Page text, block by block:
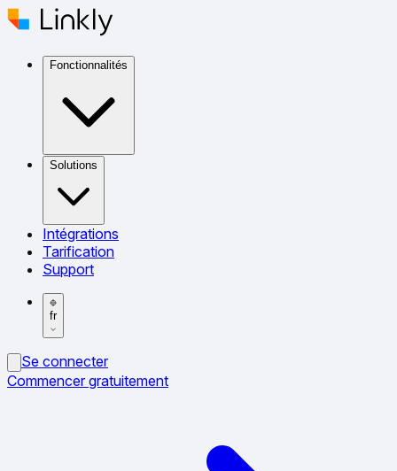
Fonctionnalités
Solutions
Intégrations
Tarification
Support
fr
Se connecter
Commencer gratuitement